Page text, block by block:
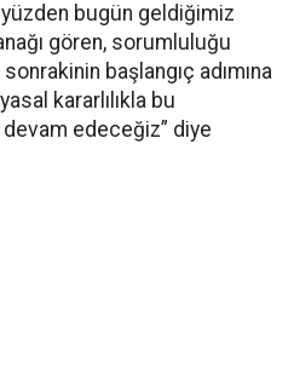
bugün geldiğimiz
gören, sorumluluğu
başlangıç adımına
kararlılıkla bu
edeceğiz” diye